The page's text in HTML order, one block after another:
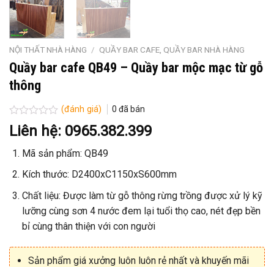
NỘI THẤT NHÀ HÀNG / QUẦY BAR CAFE, QUẦY BAR NHÀ HÀNG
Quầy bar cafe QB49 – Quầy bar mộc mạc từ gỗ
thông
Được
xếp
0
sao
(đánh giá) 0 đã bán
Liên hệ: 0965.382.399
Mã sản phẩm: QB49
Kích thước: D2400xC1150xS600mm
Chất liệu: Được làm từ gỗ thông rừng trồng được xử lý kỹ
lưỡng cùng sơn 4 nước đem lại tuổi thọ cao, nét đẹp bền
bỉ cùng thân thiện với con người
Sản phẩm giá xưởng luôn luôn rẻ nhất và khuyến mãi